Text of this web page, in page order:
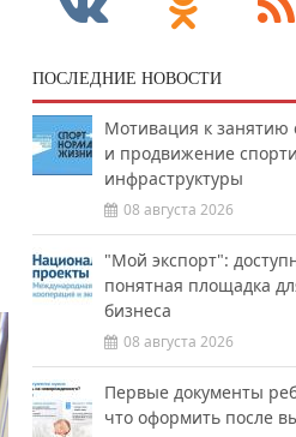
ПОСЛЕДНИЕ НОВОСТИ
Мотивация к занятию
и продвижение
инфраструктуры
08 августа 2026
"Мой экспорт":
понятная площадка
бизнеса
08 августа 2026
Первые документы
что оформить после